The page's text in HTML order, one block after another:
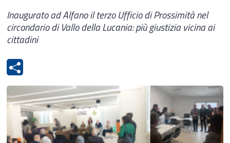
Inaugurato ad Alfano il terzo Ufficio di Prossimità nel
circondario di Vallo della Lucania: più giustizia vicina ai
cittadini